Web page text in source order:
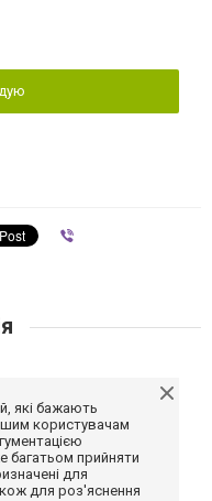
які бажають
користувачам
багатьом прийняти
для
для роз'яснення